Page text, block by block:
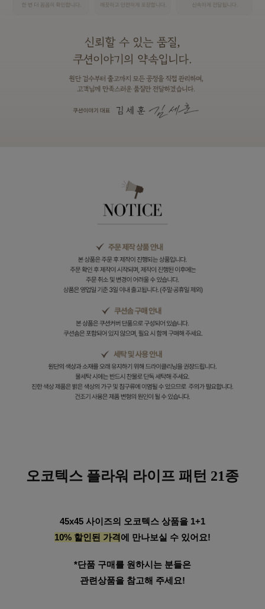
오코텍스 플라워 라이프 패턴 21종
45x45 사이즈의 오코텍스 상품을 1+1
10% 할인된 가격 에 만나보실 수 있어요!
*단품 구매를 원하시는 분들은
관련상품을 참고해 주세요!